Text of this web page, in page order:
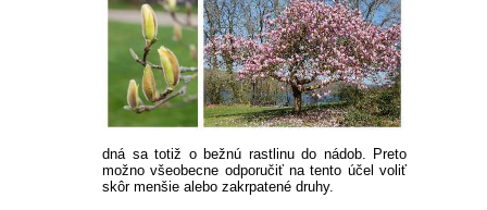
SANVITÁLIA
MLIEČNIK
MARGARÉTA - EURYOPS
dná sa totiž o bežnú rastlinu do nádob. Preto
možno všeobecne odporučiť na tento účel voliť
skôr menšie alebo zakrpatené druhy.